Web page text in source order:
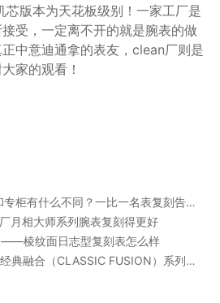
芯版本为天花板级别！一家工厂是
受，一定离不开的就是腕表的做
中意迪通拿的表友，clean厂则是
家的观看！
柜有什么不同？一比一名表复刻告诉你
月相大师系列腕表复刻得更好
棱纹面日志型复刻表怎么样
融合（CLASSIC FUSION）系列陀飞轮